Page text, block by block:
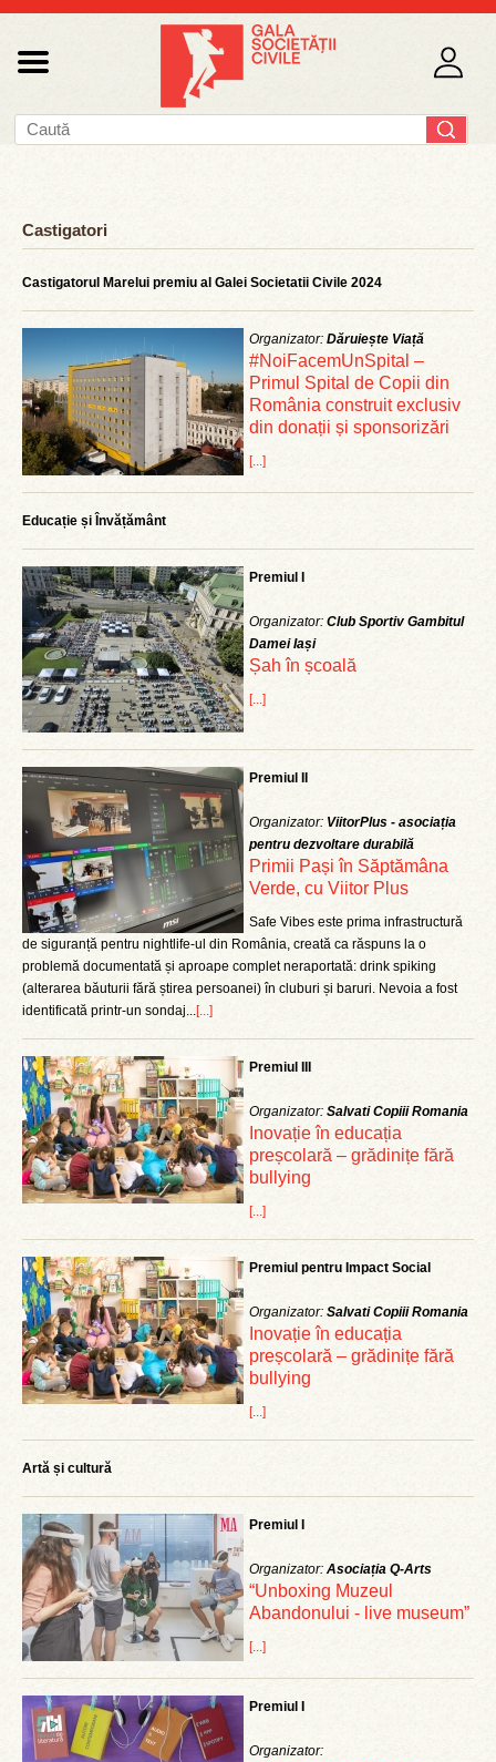
Castigatori
Castigatorul Marelui premiu al Galei Societatii Civile 2024
Organizator: Dăruiește Viață
#NoiFacemUnSpital –
Primul Spital de Copii din
România construit exclusiv
din donații și sponsorizări
[...]
Educație și Învățământ
Premiul I
Organizator: Club Sportiv Gambitul
Damei Iași
Șah în școală
[...]
Premiul II
Organizator: ViitorPlus - asociația
pentru dezvoltare durabilă
Primii Pași în Săptămâna
Verde, cu Viitor Plus
Safe Vibes este prima infrastructură
de siguranță pentru nightlife-ul din România, creată ca răspuns la o
problemă documentată și aproape complet neraportată: drink spiking
(alterarea băuturii fără știrea persoanei) în cluburi și baruri. Nevoia a fost
identificată printr-un sondaj...[...]
Premiul III
Organizator: Salvati Copiii Romania
Inovație în educația
preșcolară – grădinițe fără
bullying
[...]
Premiul pentru Impact Social
Organizator: Salvati Copiii Romania
Inovație în educația
preșcolară – grădinițe fără
bullying
[...]
Artă și cultură
Premiul I
Organizator: Asociația Q-Arts
“Unboxing Muzeul
Abandonului - live museum”
[...]
Premiul I
Organizator: